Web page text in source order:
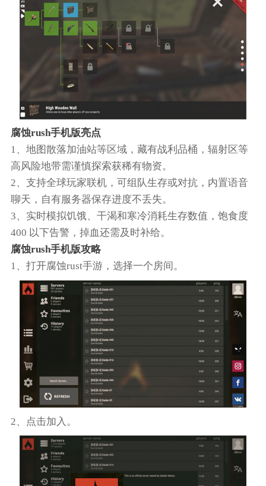
腐蚀rush手机版亮点
1、地图散落加油站等区域，藏有战利品桶，辐射区等
高风险地带需谨慎探索获稀有物资。​
2、支持全球玩家联机，可组队生存或对抗，内置语音
聊天，自有服务器保存进度不丢失。​
3、实时模拟饥饿、干渴和寒冷消耗生存数值，饱食度
400 以下告警，掉血还需及时补给。​
腐蚀rush手机版攻略
1、打开腐蚀rust手游，选择一个房间。
2、点击加入。